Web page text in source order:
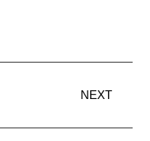
NEXT